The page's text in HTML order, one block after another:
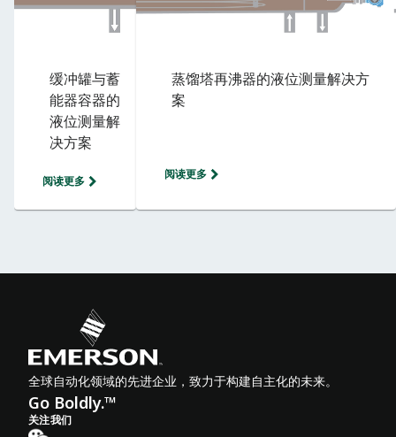
缓冲罐与蓄
能器容器的
液位测量解
决方案
阅读更多
蒸馏塔再沸器的液位测量解决方
案
阅读更多
全球自动化领域的先进企业，致力于构建自主化的未来。
Go Boldly.™
关注我们